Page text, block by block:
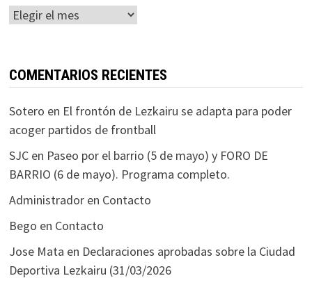
Histórico
COMENTARIOS RECIENTES
Sotero en El frontón de Lezkairu se adapta para poder
acoger partidos de frontball
SJCen Paseo por el barrio (5 de mayo) y FORO DE
BARRIO (6 de mayo). Programa completo.
Administradoren Contacto
Bego en Contacto
Jose Mata en Declaraciones aprobadas sobre la Ciudad
Deportiva Lezkairu (31/03/2026